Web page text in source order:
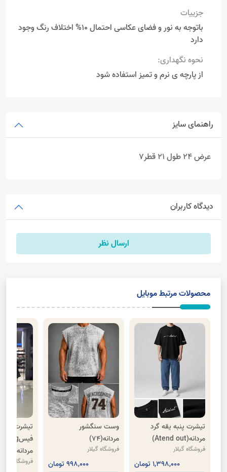
جزییات
باتوجه به نور و فضای عکاسی احتمال 10% اختلاف رنگ وجود
دارد
نحوه نگهداری:
از پارچه ی نرم و تمیز استفاده شود
راهنمای سایز
عرض 24 طول 21 قطر7
دیدگاه کاربران
ارسال نظر
محصولات مرتبط موبایل
تیشرت پنبه یقه گرد
مردانه(Atend out)
فروشگاه گیلار
1,398,000 تومان
وست سنگشور
مردانه(74)
فروشگاه گیلار
998,000 تومان
تیشرت
مردانه)
فروشگاه گیلار